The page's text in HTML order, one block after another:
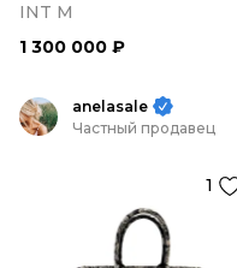
INT M
1 300 000 ₽
anelasale
Частный продавец
1